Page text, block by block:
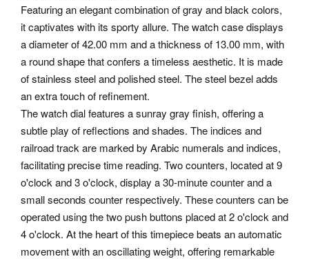
Featuring an elegant combination of gray and black colors,
it captivates with its sporty allure. The watch case displays
a diameter of 42.00 mm and a thickness of 13.00 mm, with
a round shape that confers a timeless aesthetic. It is made
of stainless steel and polished steel. The steel bezel adds
an extra touch of refinement.
The watch dial features a sunray gray finish, offering a
subtle play of reflections and shades. The indices and
railroad track are marked by Arabic numerals and indices,
facilitating precise time reading. Two counters, located at 9
o'clock and 3 o'clock, display a 30-minute counter and a
small seconds counter respectively. These counters can be
operated using the two push buttons placed at 2 o'clock and
4 o'clock. At the heart of this timepiece beats an automatic
movement with an oscillating weight, offering remarkable